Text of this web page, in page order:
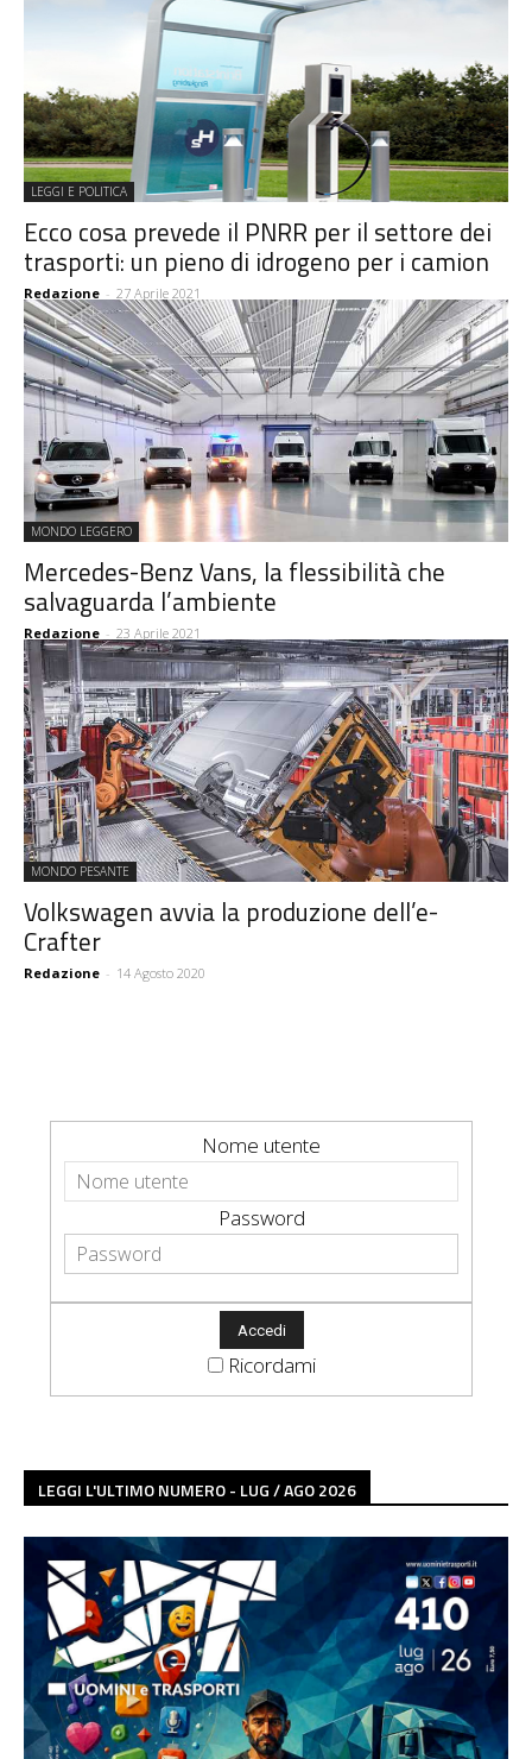
LEGGI E POLITICA
Ecco cosa prevede il PNRR per il settore dei
trasporti: un pieno di idrogeno per i camion
Redazione - 27 Aprile 2021
MONDO LEGGERO
Mercedes-Benz Vans, la flessibilità che
salvaguarda l’ambiente
Redazione - 23 Aprile 2021
MONDO PESANTE
Volkswagen avvia la produzione dell’e-
Crafter
Redazione - 14 Agosto 2020
Nome utente
Password
Ricordami
LEGGI L'ULTIMO NUMERO - LUG / AGO 2026